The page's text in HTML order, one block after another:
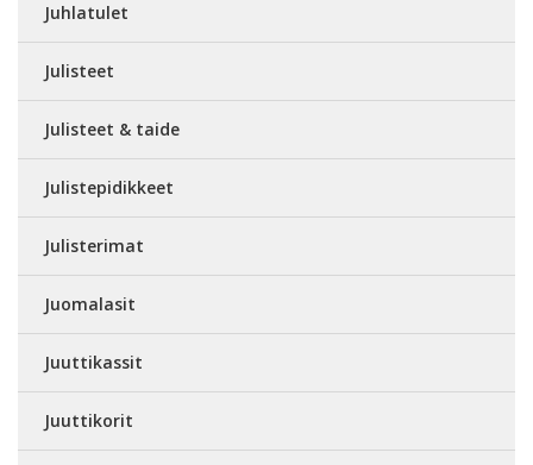
Juhlatulet
Julisteet
Julisteet & taide
Julistepidikkeet
Julisterimat
Juomalasit
Juuttikassit
Juuttikorit